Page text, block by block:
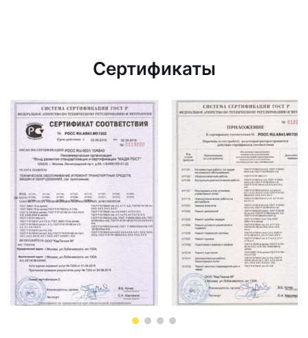
Сертификаты